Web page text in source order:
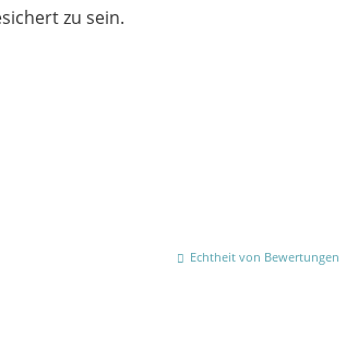
zu sein.
Echtheit von Bewertungen